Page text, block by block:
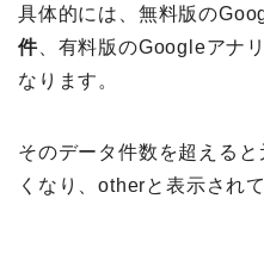
具体的には、無料版の
件、有料版のGoogleアナ
なります。
そのデータ件数を超える
くなり、otherと表示され